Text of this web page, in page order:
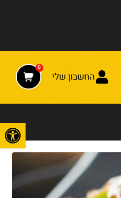
החשבון שלי
0